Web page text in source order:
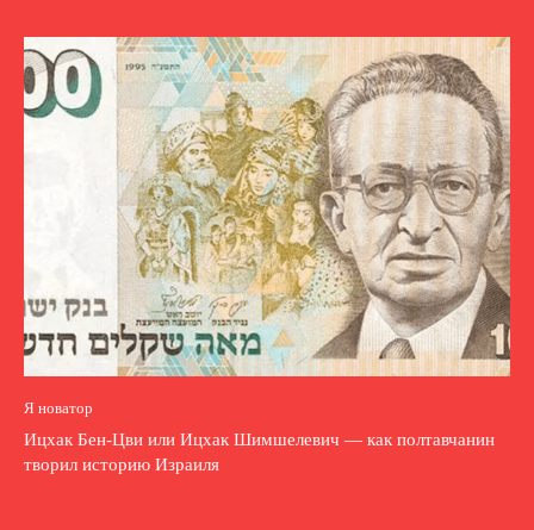
Я новатор
Ицхак Бен-Цви или Ицхак Шимшелевич — как полтавчанин
творил историю Израиля